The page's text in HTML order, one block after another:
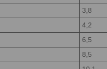
3,8
4,2
6,5
8,5